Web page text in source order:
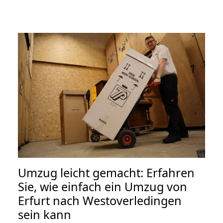
Umzug leicht gemacht: Erfahren
Sie, wie einfach ein Umzug von
Erfurt nach Westoverledingen
sein kann